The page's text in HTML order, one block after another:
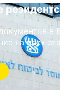
в
на всех